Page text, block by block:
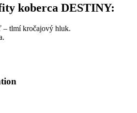
koberca DESTINY:
– tlmí kročajový hluk.